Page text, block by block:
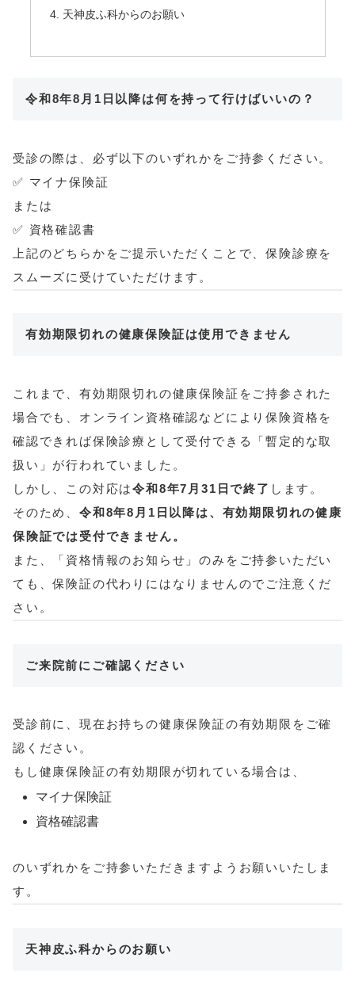
天神皮ふ科からのお願い
令和8年8月1日以降は何を持って行けばいいの？
受診の際は、必ず以下のいずれかをご持参ください。
✅ マイナ保険証
または
✅ 資格確認書
上記のどちらかをご提示いただくことで、保険診療を
スムーズに受けていただけます。
有効期限切れの健康保険証は使用できません
これまで、有効期限切れの健康保険証をご持参された
場合でも、オンライン資格確認などにより保険資格を
確認できれば保険診療として受付できる「暫定的な取
扱い」が行われていました。
しかし、この対応は令和8年7月31日で終了 します。
そのため、 令和8年8月1日以降は、有効期限切れの健康
保険証では受付できません。
また、「資格情報のお知らせ」のみをご持参いただい
ても、保険証の代わりにはなりませんのでご注意くだ
さい。
ご来院前にご確認ください
受診前に、現在お持ちの健康保険証の有効期限をご確
認ください。
もし健康保険証の有効期限が切れている場合は、
マイナ保険証
資格確認書
のいずれかをご持参いただきますようお願いいたしま
す。
天神皮ふ科からのお願い